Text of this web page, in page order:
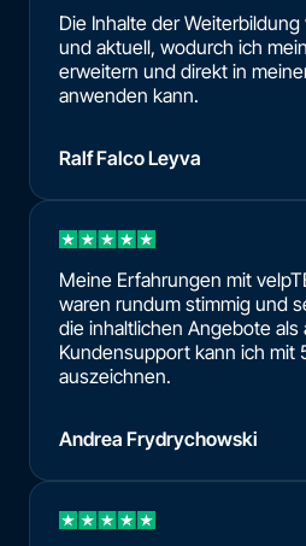
Die Inhalte der
und aktuell, wodurch ich
erweitern und direkt in
anwenden kann.
Ralf Falco Leyva
Meine Erfahrungen mit
waren rundum stimmig und
die inhaltlichen Angebote als
Kundensupport kann ich mit
auszeichnen.
Andrea Frydrychowski